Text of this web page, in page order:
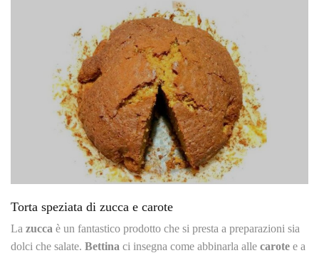
Torta speziata di zucca e carote
La zucca è un fantastico prodotto che si presta a preparazioni sia
dolci che salate. Bettina ci insegna come abbinarla alle carote e a